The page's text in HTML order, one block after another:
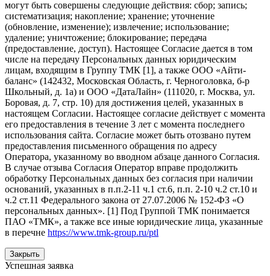
могут быть совершены следующие действия: сбор; запись;
систематизация; накопление; хранение; уточнение
(обновление, изменение); извлечение; использование;
удаление; уничтожение; блокирование; передача
(предоставление, доступ). Настоящее Согласие дается в том
числе на передачу Персональных данных юридическим
лицам, входящим в Группу ТМК [1], а также ООО «Айти-
баланс» (142432, Московская Область, г. Черноголовка, б-р
Школьный, д. 1а) и ООО «ДатаЛайн» (111020, г. Москва, ул.
Боровая, д. 7, стр. 10) для достижения целей, указанных в
настоящем Согласии. Настоящее согласие действует с момента
его предоставления в течение 3 лет с момента последнего
использования сайта. Согласие может быть отозвано путем
предоставления письменного обращения по адресу
Оператора, указанному во вводном абзаце данного Согласия.
В случае отзыва Согласия Оператор вправе продолжить
обработку Персональных данных без согласия при наличии
оснований, указанных в п.п.2-11 ч.1 ст.6, п.п. 2-10 ч.2 ст.10 и
ч.2 ст.11 Федерального закона от 27.07.2006 № 152-ФЗ «О
персональных данных». [1] Под Группой ТМК понимается
ПАО «ТМК», а также все иные юридические лица, указанные
в перечне https://www.tmk-group.ru/ptl
Закрыть
Успешная заявка